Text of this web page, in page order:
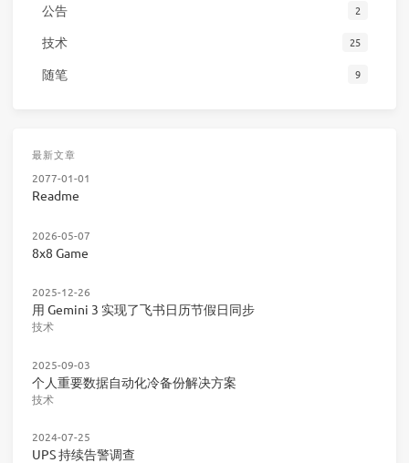
公告 2
技术 25
随笔 9
最新文章
2077-01-01
Readme
2026-05-07
8x8 Game
2025-12-26
用 Gemini 3 实现了飞书日历节假日同步
技术
2025-09-03
个人重要数据自动化冷备份解决方案
技术
2024-07-25
UPS 持续告警调查